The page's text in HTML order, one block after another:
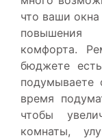
что ваши
комфорта.
бюджете
подумываете
время
чтобы
комнаты,